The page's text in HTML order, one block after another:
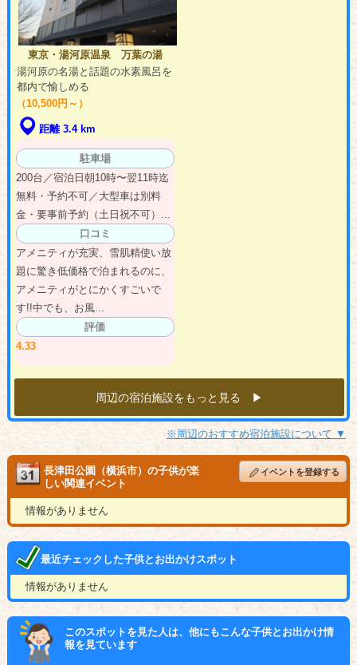
東京・湯河原温泉 万葉の湯
湯河原の名湯と話題の水素風呂を
都内で愉しめる
（10,500円～）
距離 3.4 km
駐車場
200台／宿泊日朝10時〜翌11時迄
無料・予約不可／大型車は別料
金・要事前予約（土日祝不可）...
口コミ
アメニティが充実、雪肌精使い放
題に驚き低価格で泊まれるのに、
アメニティがとにかくすごいで
す!!中でも、お風...
評価
4.33
周辺の宿泊施設をもっと見る ▶︎
※周辺のおすすめ宿泊施設について ▼
長津田公園（横浜市）の子供が楽
しい関連イベント
イベントを登録する
情報がありません
最近チェックした子供とお出かけスポット
情報がありません
このスポットを見た人は、他にもこんな子供とお出かけ情
報を見ています